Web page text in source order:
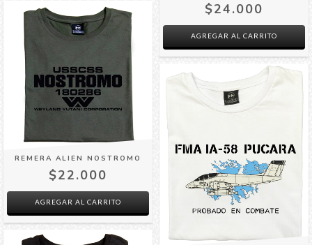
$24.000
AGREGAR AL CARRITO
REMERA ALIEN NOSTROMO
$22.000
AGREGAR AL CARRITO